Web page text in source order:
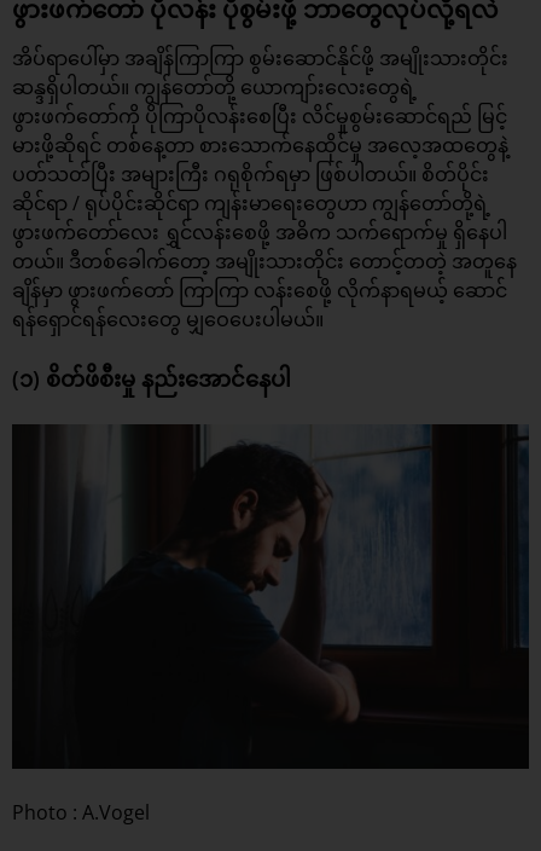
ဖွားဖက်တော် ပိုလန်း ပိုစွမ်းဖို့ ဘာတွေလုပ်လို့ရလဲ
အိပ်ရာပေါ်မှာ အချိန်ကြာကြာ စွမ်းဆောင်နိုင်ဖို့ အမျိုးသားတိုင်း
ဆန္ဒရှိပါတယ်။ ကျွန်တော်တို့ ယောကျာ်းလေးတွေရဲ့
ဖွားဖက်တော်ကို ပိုကြာပိုလန်းစေပြီး လိင်မှုစွမ်းဆောင်ရည် မြင့်
မားဖို့ဆိုရင် တစ်နေ့တာ စားသောက်နေထိုင်မှု အလေ့အထတွေနဲ့
ပတ်သတ်ပြီး အများကြီး ဂရုစိုက်ရမှာ ဖြစ်ပါတယ်။ စိတ်ပိုင်း
ဆိုင်ရာ / ရုပ်ပိုင်းဆိုင်ရာ ကျန်းမာရေးတွေဟာ ကျွန်တော်တို့ရဲ့
ဖွားဖက်တော်လေး ရွှင်လန်းစေဖို့ အဓိက သက်ရောက်မှု ရှိနေပါ
တယ်။ ဒီတစ်ခေါက်တော့ အမျိုးသားတိုင်း တောင့်တတဲ့ အတူနေ
ချိန်မှာ ဖွားဖက်တော် ကြာကြာ လန်းစေဖို့ လိုက်နာရမယ့် ဆောင်
ရန်ရှောင်ရန်လေးတွေ မျှဝေပေးပါမယ်။
(၁) စိတ်ဖိစီးမှု နည်းအောင်နေပါ
Photo : A.Vogel